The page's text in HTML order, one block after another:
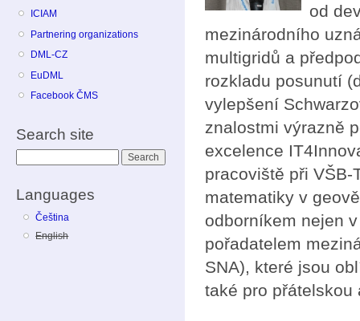
ICIAM
Partnering organizations
DML-CZ
EuDML
Facebook ČMS
Search site
Languages
Čeština
English
od
mezinárodního
multigridů a
rozkladu posunutí
vylepšení
znalostmi výrazně
excelence
pracoviště při
matematiky v
odborníkem nejen
pořadatelem
SNA), které jsou
také pro přátelskou